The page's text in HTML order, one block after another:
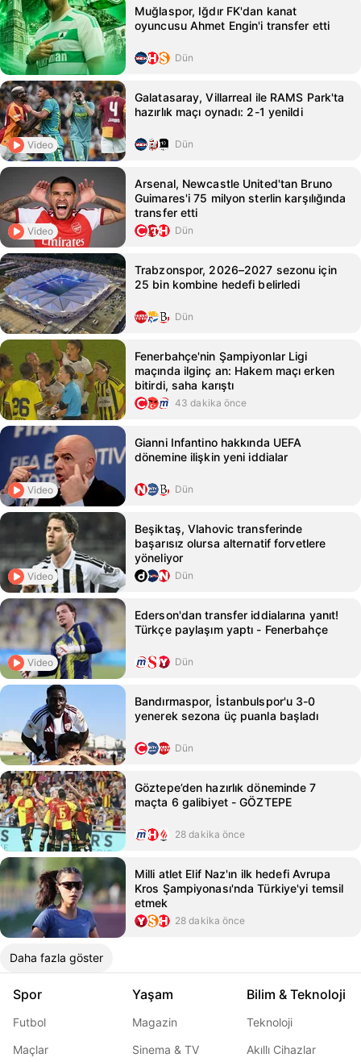
Muğlaspor, Iğdır FK'dan kanat
oyuncusu Ahmet Engin'i transfer etti
Dün
Video
Galatasaray, Villarreal ile RAMS Park'ta
hazırlık maçı oynadı: 2-1 yenildi
Dün
Video
Arsenal, Newcastle United'tan Bruno
Guimares'i 75 milyon sterlin karşılığında
transfer etti
Dün
Trabzonspor, 2026–2027 sezonu için
25 bin kombine hedefi belirledi
Dün
Fenerbahçe'nin Şampiyonlar Ligi
maçında ilginç an: Hakem maçı erken
bitirdi, saha karıştı
43 dakika önce
Video
Gianni Infantino hakkında UEFA
dönemine ilişkin yeni iddialar
Dün
Video
Beşiktaş, Vlahovic transferinde
başarısız olursa alternatif forvetlere
yöneliyor
Dün
Video
Ederson'dan transfer iddialarına yanıt!
Türkçe paylaşım yaptı - Fenerbahçe
Dün
Bandırmaspor, İstanbulspor'u 3-0
yenerek sezona üç puanla başladı
Dün
Göztepe’den hazırlık döneminde 7
maçta 6 galibiyet - GÖZTEPE
28 dakika önce
Milli atlet Elif Naz'ın ilk hedefi Avrupa
Kros Şampiyonası'nda Türkiye'yi temsil
etmek
28 dakika önce
Daha fazla göster
Spor
Futbol
Maçlar
Yaşam
Magazin
Sinema & TV
Bilim & Teknoloji
Teknoloji
Akıllı Cihazlar